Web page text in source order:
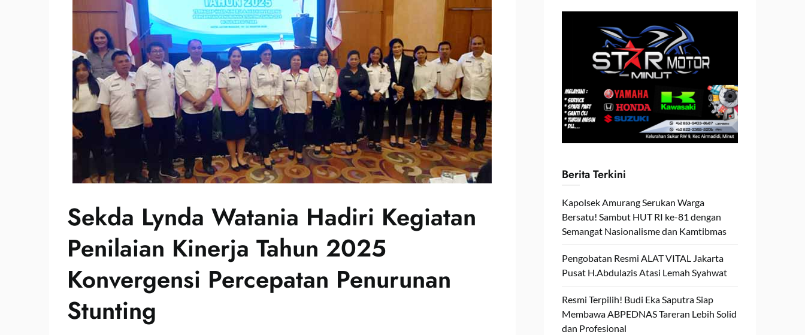
Sekda Lynda Watania Hadiri Kegiatan
Penilaian Kinerja Tahun 2025
Konvergensi Percepatan Penurunan
Stunting
Berita Terkini
Kapolsek Amurang Serukan Warga
Bersatu! Sambut HUT RI ke-81 dengan
Semangat Nasionalisme dan Kamtibmas
Pengobatan Resmi ALAT VITAL Jakarta
Pusat H.Abdulazis Atasi Lemah Syahwat
Resmi Terpilih! Budi Eka Saputra Siap
Membawa ABPEDNAS Tareran Lebih Solid
dan Profesional